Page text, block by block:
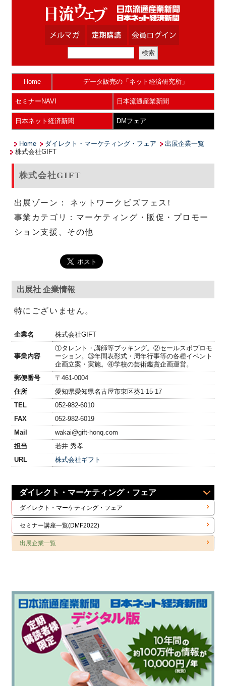
Home データ販売の「ネット経済研究所」
セミナーNAVI 日本流通産業新聞
日本ネット経済新聞 DMフェア
Home ダイレクト・マーケティング・フェア
出展企業一覧
株式会社GIFT
株式会社GIFT
出展ゾーン： ネットワークビズフェス!
事業カテゴリ：マーケティング・販促・プロモー
ション支援、その他
出展社 企業情報
特にございません。
企業名 株式会社GIFT
事業内容
①タレント・講師等ブッキング。②セールスポプロモ
ーション。③年間表彰式・周年行事等の各種イベント
企画立案・実施。④学校の芸術鑑賞企画運営。
郵便番号
〒461-0004
住所
愛知県愛知県名古屋市東区葵1-15-17
TEL
052-982-6010
FAX
052-982-6019
Mail
wakai@gift-honq.com
担当
若井 秀孝
URL
株式会社ギフト
ダイレクト・マーケティング・フェア
ダイレクト・マーケティング・フェア
セミナー講座一覧(DMF2022)
出展企業一覧